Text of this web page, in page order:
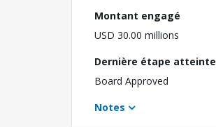
Montant engagé
USD 30.00 millions
Dernière étape atteinte
Board Approved
Notes